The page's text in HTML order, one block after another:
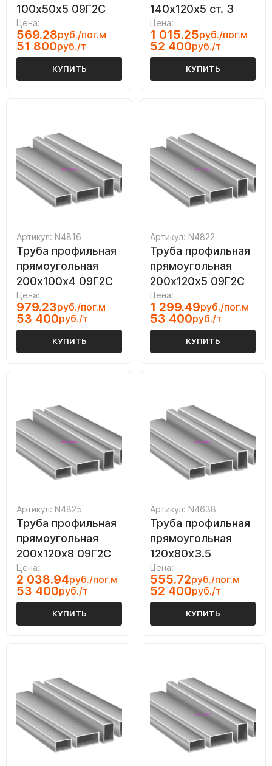
100х50х5 09Г2С
Цена:
569.28руб./пог.м
51 800руб./т
КУПИТЬ
140х120х5 ст. 3
Цена:
1 015.25руб./пог.м
52 400руб./т
КУПИТЬ
Артикул: N4816
Труба профильная
прямоугольная
200х100х4 09Г2С
Цена:
979.23руб./пог.м
53 400руб./т
КУПИТЬ
Артикул: N4822
Труба профильная
прямоугольная
200х120х5 09Г2С
Цена:
1 299.49руб./пог.м
53 400руб./т
КУПИТЬ
Артикул: N4825
Труба профильная
прямоугольная
200х120х8 09Г2С
Цена:
2 038.94руб./пог.м
53 400руб./т
КУПИТЬ
Артикул: N4638
Труба профильная
прямоугольная
120х80х3.5
Цена:
555.72руб./пог.м
52 400руб./т
КУПИТЬ